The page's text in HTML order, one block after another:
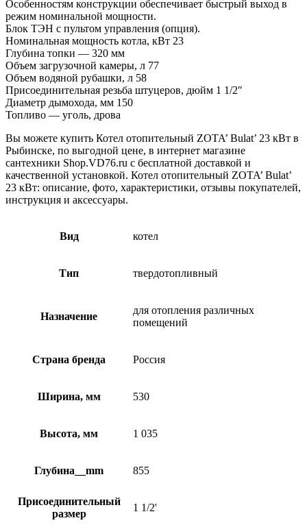
Особенностям конструкции обеспечивает быстрый выход в
режим номинальной мощности.
Блок ТЭН с пультом управления (опция).
Номинальная мощность котла, кВт 23
Глубина топки — 320 мм
Объем загрузочной камеры, л 77
Объем водяной рубашки, л 58
Присоединительная резьба штуцеров, дюйм 1 1/2″
Диаметр дымохода, мм 150
Топливо — уголь, дрова
Вы можете купить Котел отопительный ZOTA’ Bulat’ 23 кВт в
Рыбинске, по выгодной цене, в интернет магазине
сантехники Shop.VD76.ru с бесплатной доставкой и
качественной установкой. Котел отопительный ZOTA’ Bulat’
23 кВт: описание, фото, характеристики, отзывы покупателей,
инструкция и аксессуары.
Вид котел
Тип твердотопливный
Назначение
для отопления различных
помещений
Страна бренда Россия
Ширина, мм 530
Высота, мм 1 035
Глубина__mm 855
Присоединительный
размер
1 1/2'